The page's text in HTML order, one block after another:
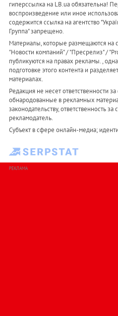
гиперссылка на LB.ua обязательна!
воспроизведение или иное
содержится ссылка на агентство
Группа" запрещено.
Материалы, которые размещаются на
"Новости компаний" / "Пресрелиз" /
публикуются на правах рекламы. ,
подготовке этого контента и
материалах.
Редакция не несет ответственности
обнародованные в рекламных
законодательству, ответственность
рекламодатель.
Субъект в сфере онлайн-медиа;
РЕКЛАМА